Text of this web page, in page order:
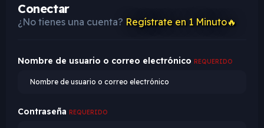
Conectar
¿No tienes una cuenta? Regístrate en 1 Minuto🔥
Nombre de usuario o correo electrónico REQUERIDO
Contraseña REQUERIDO